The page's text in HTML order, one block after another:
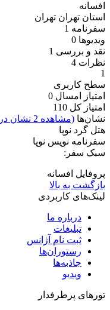
افسانه
استان تهران تهران
سفرنامه 1
ویدیو‌ها 0
نقد و بررسی 1
نظرات 4
1
سطح کاربری
امتیاز امسال 0
امتیاز کل 110
نشان‌ها (مشاهده 2 نشان دریافت شده)
هتل گرد نوپا
سفرنامه نویس نوپا
سبک سفر:
پروفایل افسانه
بازگشت به بالا
لینک‌های کاربردی
درباره ما
تبلیغات
ثبت نام آژانس
رستوران‌ها
جاذبه‌ها
ویدیو‌
تورهای پرطرفدار